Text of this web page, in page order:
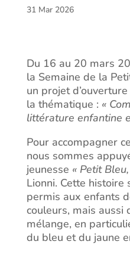
31 Mar 2026
Du 16 au 20 mars
la Semaine de la
un projet
la thématique : «
littérature enfantine
Pour accompagner
nous sommes
jeunesse « Petit
Lionni. Cette
permis aux enfants
couleurs, mais aussi
mélange, en
du bleu et du jaune